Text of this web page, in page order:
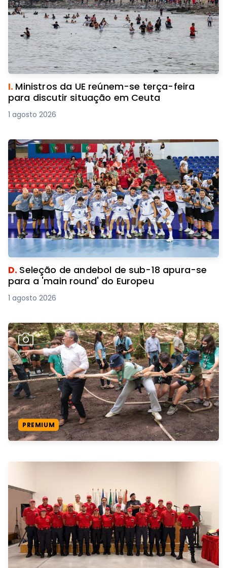
I. Ministros da UE reúnem-se terça-feira
para discutir situação em Ceuta
1 agosto 2026
D. Seleção de andebol de sub-18 apura-se
para a 'main round' do Europeu
1 agosto 2026
PREMIUM